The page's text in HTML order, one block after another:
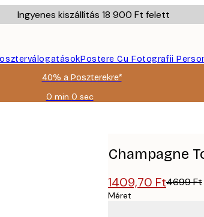
Ingyenes kiszállítás 18 900 Ft felett
Postere Cu Fotografii
40% a Poszterekre*
0 min 0 sec
Érvényes:
Champagne
1409,70 Ft4699 Ft
Méret